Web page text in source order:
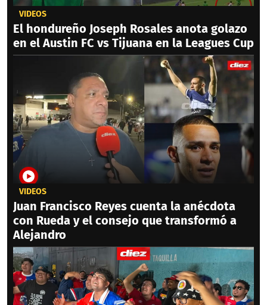
VIDEOS
El hondureño Joseph Rosales anota golazo
en el Austin FC vs Tijuana en la Leagues Cup
VIDEOS
Juan Francisco Reyes cuenta la anécdota
con Rueda y el consejo que transformó a
Alejandro